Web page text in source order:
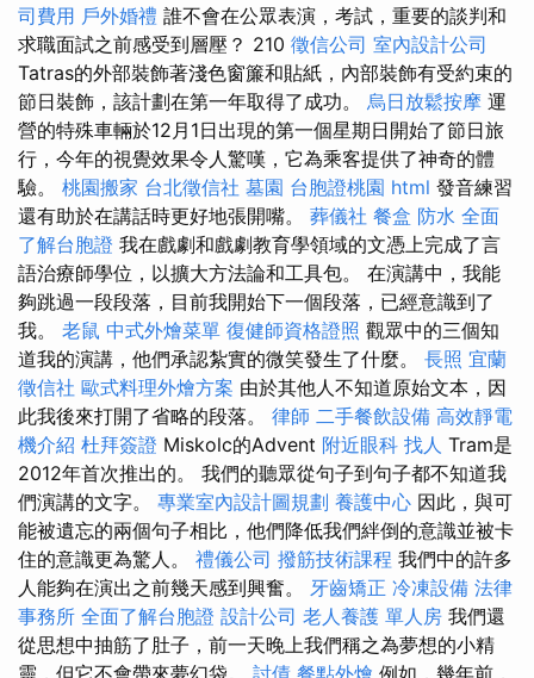
司費用 戶外婚禮 誰不會在公眾表演，考試，重要的談判和
求職面試之前感受到層壓？ 210 徵信公司 室內設計公司
Tatras的外部裝飾著淺色窗簾和貼紙，內部裝飾有受約束的
節日裝飾，該計劃在第一年取得了成功。 烏日放鬆按摩 運
營的特殊車輛於12月1日出現的第一個星期日開始了節日旅
行，今年的視覺效果令人驚嘆，它為乘客提供了神奇的體
驗。 桃園搬家 台北徵信社 墓園 台胞證桃園 html 發音練習
還有助於在講話時更好地張開嘴。 葬儀社 餐盒 防水 全面
了解台胞證 我在戲劇和戲劇教育學領域的文憑上完成了言
語治療師學位，以擴大方法論和工具包。 在演講中，我能
夠跳過一段段落，目前我開始下一個段落，已經意識到了
我。 老鼠 中式外燴菜單 復健師資格證照 觀眾中的三個知
道我的演講，他們承認紮實的微笑發生了什麼。 長照 宜蘭
徵信社 歐式料理外燴方案 由於其他人不知道原始文本，因
此我後來打開了省略的段落。 律師 二手餐飲設備 高效靜電
機介紹 杜拜簽證 Miskolc的Advent 附近眼科 找人 Tram是
2012年首次推出的。 我們的聽眾從句子到句子都不知道我
們演講的文字。 專業室內設計圖規劃 養護中心 因此，與可
能被遺忘的兩個句子相比，他們降低我們絆倒的意識並被卡
住的意識更為驚人。 禮儀公司 撥筋技術課程 我們中的許多
人能夠在演出之前幾天感到興奮。 牙齒矯正 冷凍設備 法律
事務所 全面了解台胞證 設計公司 老人養護 單人房 我們還
從思想中抽筋了肚子，前一天晚上我們稱之為夢想的小精
靈，但它不會帶來夢幻袋。 討債 餐點外燴 例如，幾年前，